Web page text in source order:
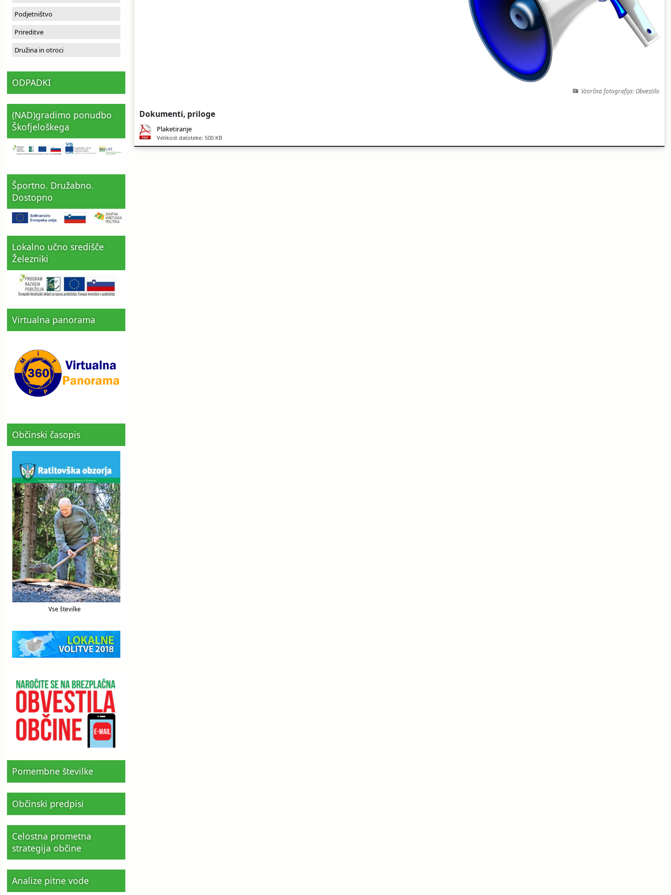
Vzorčna fotografija: Obvestilo
Dokumenti, priloge
Plaketiranje
Velikost datoteke: 500 KB
Podjetništvo
Prireditve
Družina in otroci
ODPADKI
(NAD)gradimo ponudbo
Škofjeloškega
Športno. Družabno.
Dostopno
Lokalno učno središče
Železniki
Virtualna panorama
Občinski časopis
Vse številke
Pomembne številke
Občinski predpisi
Celostna prometna
strategija občine
Analize pitne vode
Ceniki
Katalog informacij javnega značaja
Proračun občine
Uradni dokumenti in povezave